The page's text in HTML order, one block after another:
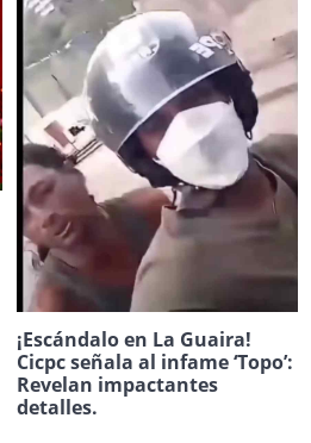
¡Escándalo en La Guaira!
Cicpc señala al infame ‘Topo’:
Revelan impactantes
detalles.